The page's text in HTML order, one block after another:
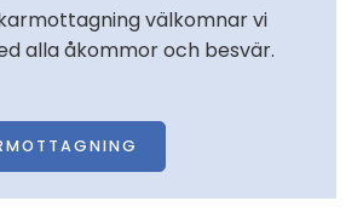
välkomnar vi
alla åkommor och besvär.